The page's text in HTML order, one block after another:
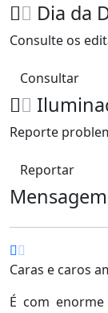
Dia da
Consulte os
Consultar
Reporte
Reportar
Caras e caros
É com